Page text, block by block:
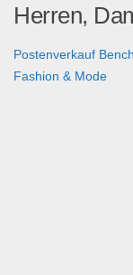
Herren,
Postenverkauf
Fashion & Mode